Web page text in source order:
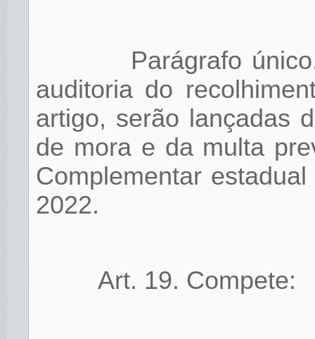
Parágrafo
auditoria do
artigo, serão lançadas
de mora e da multa
Complementar
2022.
Art. 19. Compete: